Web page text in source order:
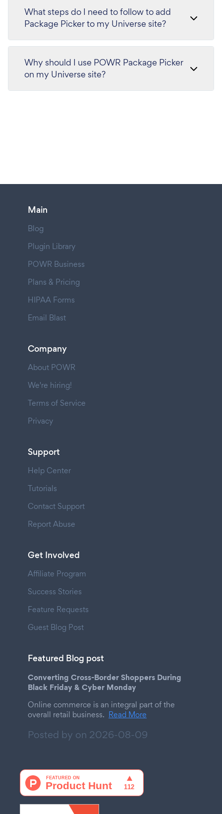
What steps do I need to follow to add
Package Picker to my Universe site?
Why should I use POWR Package Picker
on my Universe site?
Main
Blog
Plugin Library
POWR Business
Plans & Pricing
HIPAA Forms
Email Blast
Company
About POWR
We're hiring!
Terms of Service
Privacy
Support
Help Center
Tutorials
Contact Support
Report Abuse
Get Involved
Affiliate Program
Success Stories
Feature Requests
Guest Blog Post
Featured Blog post
Converting Cross-Border Shoppers During
Black Friday & Cyber Monday
Online commerce is an integral part of the
overall retail business. Read More
Posted by on 2026-08-09